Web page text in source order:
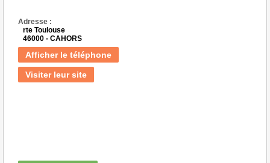
Adresse :
rte Toulouse
46000 - CAHORS
Afficher le téléphone
Visiter leur site